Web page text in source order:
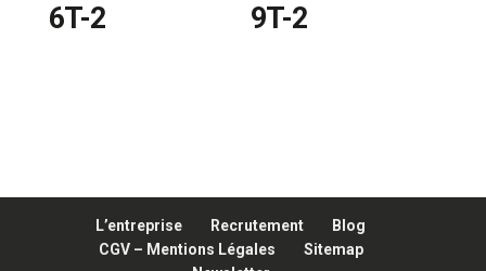
6T-2 9T-2
L’entreprise Recrutement
Blog
CGV – Mentions Légales
Sitemap